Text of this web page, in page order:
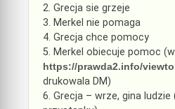
2. Grecja sie grzeje
3. Merkel nie pomaga
4. Grecja chce pomocy
5. Merkel obiecuje pomoc
https://prawda2.info/
drukowala DM)
6. Grecja – wrze, gina